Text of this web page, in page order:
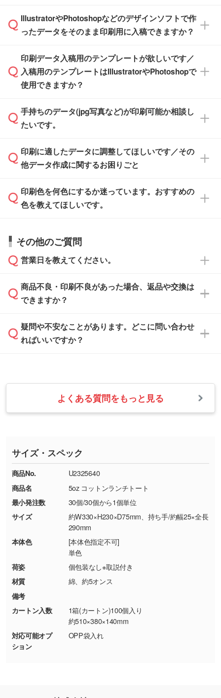
品が決まりましたらお早めのご発注をお願いい
たします。
※土日祝日を除く営業日換算です。
※沖縄・離島は追加日数がかかります。
※化粧箱から白箱への入れ替えや、オリジナル
箱の作成は原則承っておりません。
無料の「デザインシミュレーター」を使えば、
PCやスマホから簡単にデザインを作成できま
ザインソフトがなくても安心です。
また、「データ作成サービス
せいただければ、弊社にて無料でデザインデー
タを1点作成いたします。
IllustratorやPhotoshopなどのデザインソフトで作
ったデータをそのまま印刷用に入稿できますか？
IllustratorやPhotoshop、CLIP STUDIOなどのデ
ザインソフトでこだわりのデザインを作成した
い方は、完全データ入稿
積・ご注文フォームにアップロードしてご入稿
ください。
ご入稿後は経験豊富なスタッフがデータに不備
がないかチェックし、お客様と確認してから印
刷に進みますので、ご安心ください。
印刷データ入稿用のテンプレートが欲しいです／
入稿用のテンプレートはIllustratorやPhotoshopで
使用できますか？
一部商品は入稿用テンプレートのご用意があり
ます。各商品ページの『印刷方法・テンプレー
入稿用のテンプレートはPDF形式ですが、
IllustratorやPhotoshopで開いてご利用いただけ
方」をご確認ください。
手持ちのデータ(jpg写真など)が印刷可能か相談し
たいです。
印刷に適したデータ・解像度かどうか、担当ス
タッフが事前に確認いたします。
ムへ添付いただくか、担当スタッフ宛にメール
でお送りください。
い合わせください。
なお、印刷用データの作り方に関する詳細は、
印刷に適したデータに調整してほしいです／その
他データ作成に関するお困りごと
データ作成でお困りの際には、担当スタッフが
サポートいたしますのでお気軽にご相談くださ
から添付してお送りください。
しい
解像度の低い画像や、手書きのイラスト、写真
などを、印刷に適したベクターデータに変換し
・フルカラーデータを1色に変換してほしい
・1色印刷でグラデーションや濃淡を表現した
い
す。→詳しく見る
・コーポレートカラーを使って印刷したい／印
刷色にこだわりがある
DIC・PANTONEなどのカラーチップの指定や、
現物支給による色指定も承っております。→詳
・背景がある画像からキャラクター部分だけを
使いたいです
シンプルな背景のデータや、使いたいキャラク
・持っているデータの背景が足りない／塗り足
しの作り方が分からない
印刷したいデータが印刷範囲よりも小さい場
印刷色を何色にするか迷っています。おすすめの
色を教えてほしいです。
お見積・ご注文・
相談いただきますと、担当スタッフがお客様の
ご希望や商品の本体色を確認し、印刷色をご提
本体色がブラック、ネイビーなど濃色の場合は
白色か淡い色の印刷色をおすすめしておりま
本体色がナチュラルなど淡色の場合、印刷をく
っきりと目立たせたいときは濃い印刷色が、柔
らかい雰囲気にしたいときは淡い印刷色が映え
また、お選びいただいた印刷色が本体色に合わ
ない場合や仕上がりに影響しそうな場合は、ス
タッフから別の色をご案内することもございま
その他のご質問
営業日を教えてください。
営業日は平日の10:00～18:00で、土日祝日はお
休みとなります。注文・見積・お問い合わせ
速やかに対応いたします。
商品不良・印刷不良があった場合、返品や交換は
できますか？
お手数をお掛けいたしますが、至急担当スタッ
フまでご連絡ください。商品の状況を確認し、
・お届け時に商品が損傷・故障している場合
・ご注文と異なる商品が届いた場合
・印刷不良があった場合
※詳しくは「商品の良品基準について
ください。
【返品・交換ができない場合】
・お客様の元で商品を加工された場合、または
商品が破損した場合
・商品到着後7日以上経過している場合
・お客様のご都合による返品・交換依頼(商
品・色・数量などの注文間違い等)
疑問や不安なことがあります。どこに問い合わせ
ればいいですか？
業日以内に担当スタッフよりメールにてご連絡
いたします。
お急ぎの場合はお電話でのご質問も受け付けて
TEL：0422-29-9911 営業時間10:00～
18:00(土日祝日除く)
よくある質問をもっと見る
サイズ・スペック
商品No.
U2325640
商品名
5oz コットンランチトート
最小発注数
30個/30個から1個単位
サイズ
約W330×H230×D75mm、持ち手/約幅25×全長
290mm
本体色
[本体色指定不可]
単色
荷姿
個包装なし※取説付き
材質
綿、約5オンス
備考
カートン入数
1箱(カートン)100個入り
約510×380×140mm
対応可能オプ
ション
OPP袋入れ